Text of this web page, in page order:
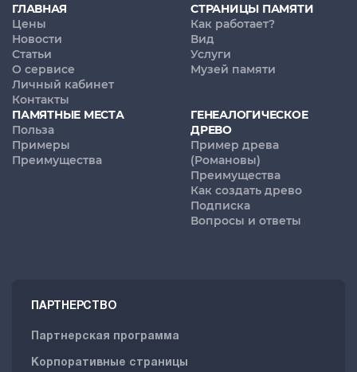
ГЛАВНАЯ
Цены
Новости
Статьи
О сервисе
Личный кабинет
Контакты
СТРАНИЦЫ ПАМЯТИ
Как работает?
Вид
Услуги
Музей памяти
ПАМЯТНЫЕ МЕСТА
Польза
Примеры
Преимущества
ГЕНЕАЛОГИЧЕСКОЕ
ДРЕВО
Пример древа
(Романовы)
Преимущества
Как создать древо
Подписка
Вопросы и ответы
ПАРТНЕРСТВО
Партнерская программа
Корпоративные страницы